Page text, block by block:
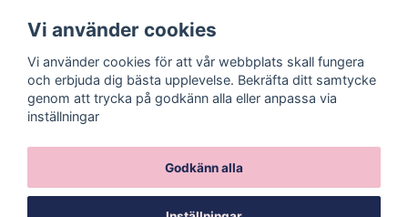
email
Mejladress Skicka
erbjudande.
Vi använder cookies
Vi använder cookies för att vår webbplats skall fungera
och erbjuda dig bästa upplevelse. Bekräfta ditt samtycke
genom att trycka på godkänn alla eller anpassa via
inställningar
Godkänn alla